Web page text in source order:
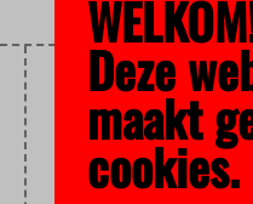
Deze
maakt
cookies.